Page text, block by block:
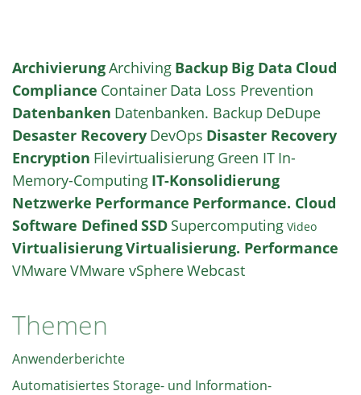
ArchivierungArchiving Backup Big Data Cloud
Compliance Container Data Loss Prevention
Datenbanken Datenbanken. Backup DeDupe
Desaster Recovery DevOps Disaster Recovery
Encryption Filevirtualisierung Green IT In-
Memory-Computing IT-Konsolidierung
Netzwerke Performance Performance. Cloud
Software Defined SSD Supercomputing Video
VirtualisierungVirtualisierung. Performance
VMwareVMware vSphereWebcast
Themen
Anwenderberichte
Automatisiertes Storage- und Information-